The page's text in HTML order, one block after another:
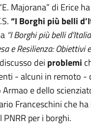
Majorana” di Erice
“I Borghi più belli
“I Borghi più belli
e Resilienza: Obiettivi
dei problemi
- alcuni in remoto -
Armao e dello
Franceschini che
per i borghi.